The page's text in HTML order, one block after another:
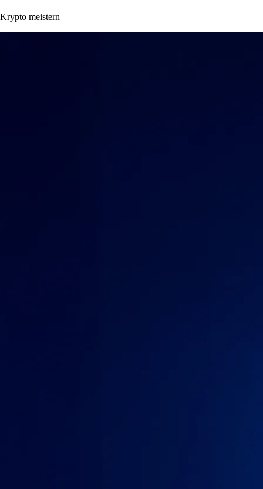
Krypto meistern